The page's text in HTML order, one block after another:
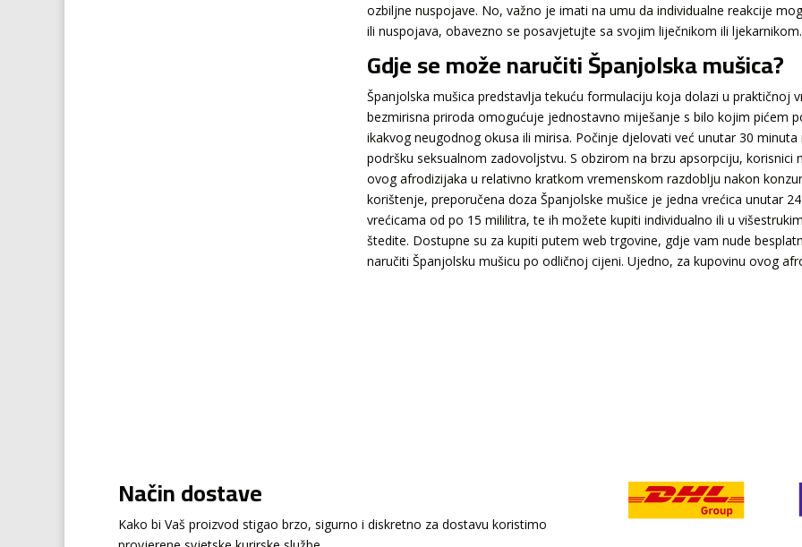
ozbiljne nuspojave. No, važno je imati na umu da individualne reakcije
ili nuspojava, obavezno se posavjetujte sa svojim liječnikom ili ljekarnikom.
Gdje se može naručiti Španjolska mušica?
Španjolska mušica predstavlja tekuću formulaciju koja dolazi u praktičnoj
bezmirisna priroda omogućuje jednostavno miješanje s bilo kojim pićem
ikakvog neugodnog okusa ili mirisa. Počinje djelovati već unutar 30
podršku seksualnom zadovoljstvu. S obzirom na brzu apsorpciju,
ovog afrodizijaka u relativno kratkom vremenskom razdoblju nakon
korištenje, preporučena doza Španjolske mušice je jedna vrećica unutar
vrećicama od po 15 mililitra, te ih možete kupiti individualno ili u
štedite. Dostupne su za kupiti putem web trgovine, gdje vam nude
naručiti Španjolsku mušicu po odličnoj cijeni. Ujedno, za kupovinu ovog
Način dostave
Kako bi Vaš proizvod stigao brzo, sigurno i diskretno za dostavu koristimo